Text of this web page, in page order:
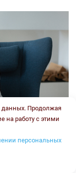
данных. Продолжая
на работу с этими
персональных